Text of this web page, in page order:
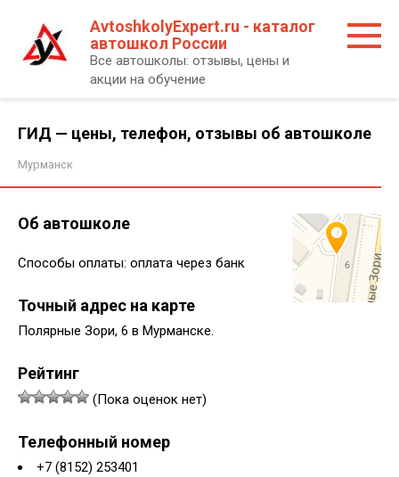
контенту
AvtoshkolyExpert.ru - каталог
автошкол России
Все автошколы: отзывы, цены и
акции на обучение
ГИД — цены, телефон, отзывы об автошколе
Мурманск
Об автошколе
Способы оплаты: оплата через банк
Точный адрес на карте
Полярные Зори, 6 в Мурманске.
Рейтинг
(Пока оценок нет)
Телефонный номер
+7 (8152) 253401